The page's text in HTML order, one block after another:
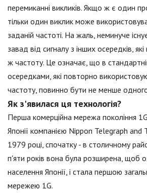
перемиканні викликів. Якщо ж є один
тільки один виклик може
заданій частоті. На жаль, неминуче
завад від сигналу з інших осередків,
ж частоту. Це означає, що в
осередками, які повторно
частоту, повинно бути не менше
Як з'явилася ця технологія?
Перша комерційна мережа покоління
Японії компанією Nippon Telegraph and
1979 році, спочатку - в столичному
п'яти років вона була розширена, щоб
населення Японії, і стала першою
мережею 1G.